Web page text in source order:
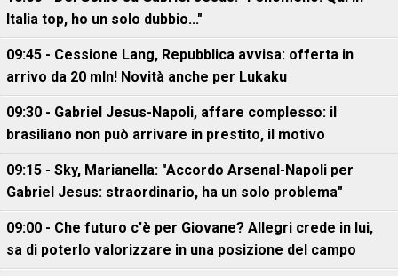
Italia top, ho un solo dubbio..."
09:45 - Cessione Lang, Repubblica avvisa: offerta in
arrivo da 20 mln! Novità anche per Lukaku
09:30 - Gabriel Jesus-Napoli, affare complesso: il
brasiliano non può arrivare in prestito, il motivo
09:15 - Sky, Marianella: "Accordo Arsenal-Napoli per
Gabriel Jesus: straordinario, ha un solo problema"
09:00 - Che futuro c'è per Giovane? Allegri crede in lui,
sa di poterlo valorizzare in una posizione del campo